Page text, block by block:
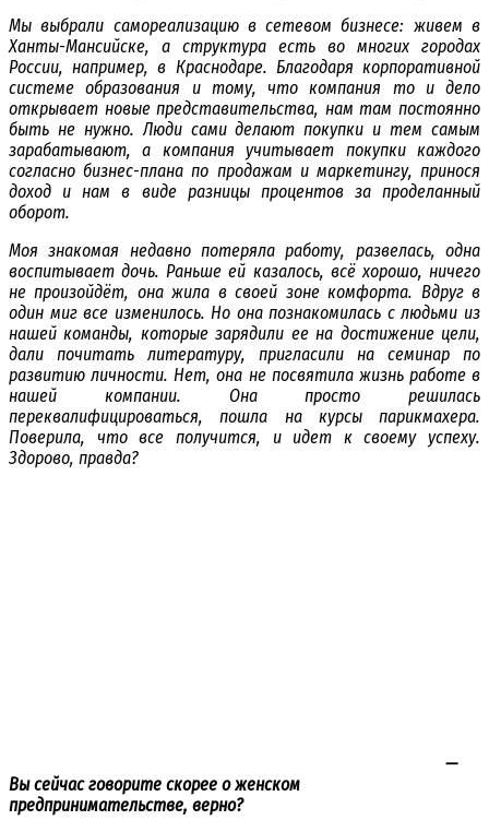
Мы выбрали самореализацию в сетевом бизнесе: живем в
Ханты-Мансийске, а структура есть во многих городах
России, например, в Краснодаре. Благодаря корпоративной
системе образования и тому, что компания то и дело
открывает новые представительства, нам там постоянно
быть не нужно. Люди сами делают покупки и тем самым
зарабатывают, а компания учитывает покупки каждого
согласно бизнес-плана по продажам и маркетингу, принося
доход и нам в виде разницы процентов за проделанный
оборот.
Моя знакомая недавно потеряла работу, развелась, одна
воспитывает дочь. Раньше ей казалось, всё хорошо, ничего
не произойдёт, она жила в своей зоне комфорта. Вдруг в
один миг все изменилось. Но она познакомилась с людьми из
нашей команды, которые зарядили ее на достижение цели,
дали почитать литературу, пригласили на семинар по
развитию личности. Нет, она не посвятила жизнь работе в
нашей компании. Она просто решилась
переквалифицироваться, пошла на курсы парикмахера.
Поверила, что все получится, и идет к своему успеху.
Здорово, правда?
—
Вы сейчас говорите скорее о женском
предпринимательстве, верно?